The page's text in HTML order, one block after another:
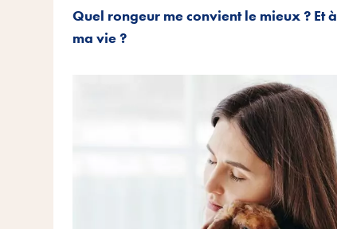
Quel rongeur me convient le mieux ? Et à
ma vie ?